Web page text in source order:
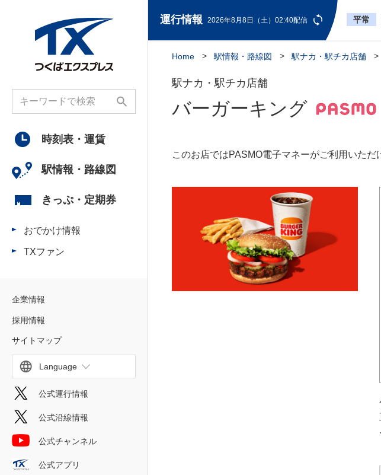
時刻表・ 運賃
駅情報・ 路線図
きっぷ・ 定期券
おでかけ情報
TXファン
企業情報
採用情報
サイトマップ
Language
公式運行情報
公式沿線情報
公式チャンネル
公式アプリ
運行情報 2026年8月8日（土）02:40配信 平常
Home 駅情報・路線図 駅ナカ・駅チカ店舗
駅ナカ・駅チカ店舗
バーガーキング
このお店ではPASMO電子マネーがご利用いただ